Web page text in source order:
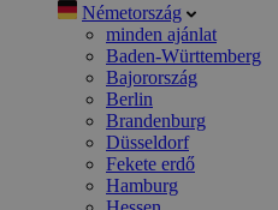
Németország
minden ajánlat
Baden-Württemberg
Bajorország
Berlin
Brandenburg
Düsseldorf
Fekete erdő
Hamburg